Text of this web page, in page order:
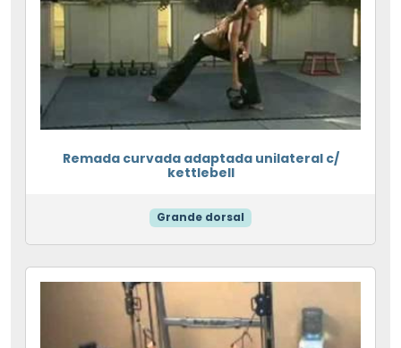
Remada curvada adaptada unilateral c/
kettlebell
Grande dorsal